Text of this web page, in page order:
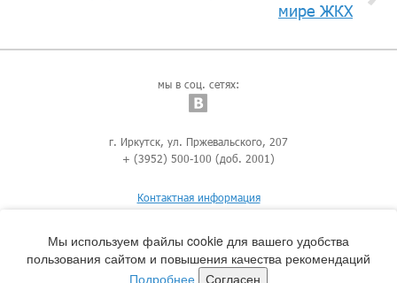
мире ЖКХ
мы в соц. сетях:
г. Иркутск, ул. Пржевальского, 207
+ (3952) 500-100 (доб. 2001)
Контактная информация
Мы используем файлы cookie для вашего удобства
пользования сайтом и повышения качества рекомендаций
Подробнее Согласен